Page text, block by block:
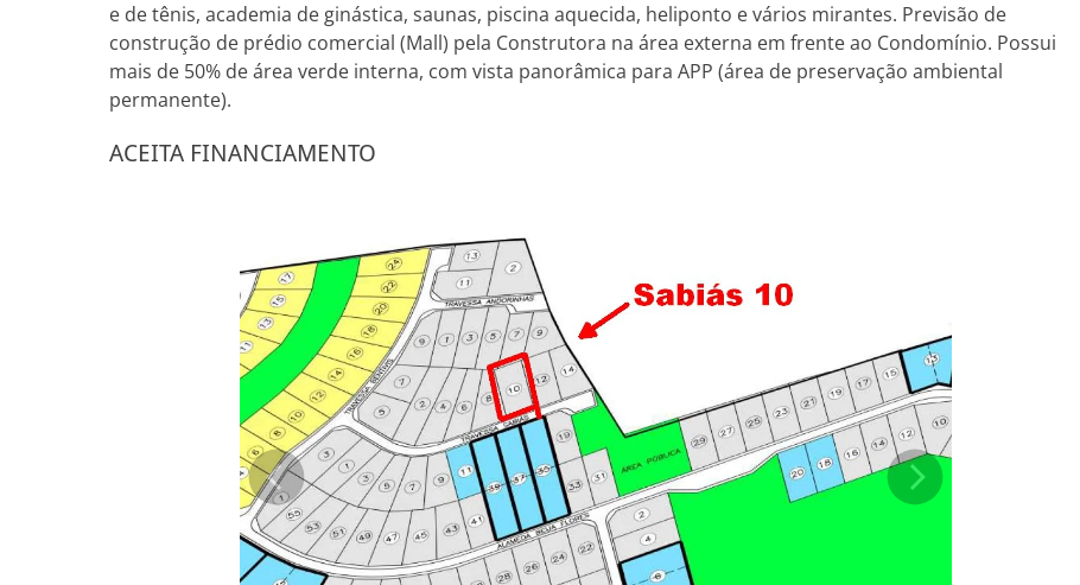
e de tênis, academia de ginástica, saunas, piscina aquecida, heliponto e vários mirantes. Previsão de
construção de prédio comercial (Mall) pela Construtora na área externa em frente ao Condomínio. Possui
mais de 50% de área verde interna, com vista panorâmica para APP (área de preservação ambiental
permanente).
ACEITA FINANCIAMENTO